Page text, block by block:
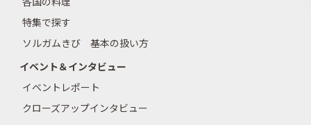
特集で探す
ソルガムきび 基本の扱い方
イベント＆インタビュー
イベントレポート
クローズアップインタビュー